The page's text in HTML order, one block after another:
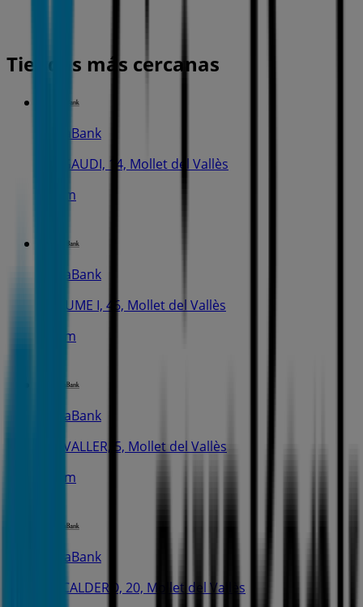
Tiendas más cercanas
CaixaBank
AV. GAUDI, 14, Mollet del Vallès
120 m
CaixaBank
C. JAUME I, 46, Mollet del Vallès
541 m
CaixaBank
C. FIVALLER, 5, Mollet del Vallès
771 m
CaixaBank
AV. CALDERO, 20, Mollet del Vallès